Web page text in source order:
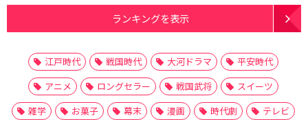
ランキングを表示
江戸時代 戦国時代 大河ドラマ
平安時代
アニメ
ロングセラー 戦国武将
スイーツ
雑学
お菓子 幕末 漫画 時代劇
テレビ